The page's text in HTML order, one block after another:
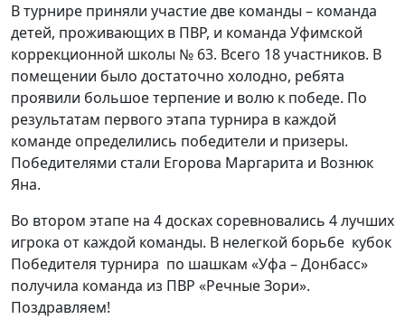
В турнире приняли участие две команды – команда
детей, проживающих в ПВР, и команда Уфимской
коррекционной школы № 63. Всего 18 участников. В
помещении было достаточно холодно, ребята
проявили большое терпение и волю к победе. По
результатам первого этапа турнира в каждой
команде определились победители и призеры.
Победителями стали Егорова Маргарита и Вознюк
Яна.
Во втором этапе на 4 досках соревновались 4 лучших
игрока от каждой команды. В нелегкой борьбе кубок
Победителя турнира по шашкам «Уфа – Донбасс»
получила команда из ПВР «Речные Зори».
Поздравляем!